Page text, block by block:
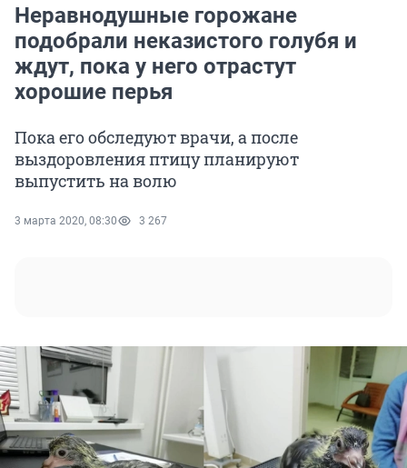
Неравнодушные горожане
подобрали неказистого голубя и
ждут, пока у него отрастут
хорошие перья
Пока его обследуют врачи, а после
выздоровления птицу планируют
выпустить на волю
3 марта 2020, 08:30 3 267